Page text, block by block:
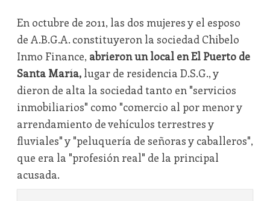
En octubre de 2011, las dos mujeres y el esposo
de A.B.G.A. constituyeron la sociedad Chibelo
Inmo Finance, abrieron un local en El Puerto de
Santa María,lugar de residencia D.S.G., y
dieron de alta la sociedad tanto en "servicios
inmobiliarios" como "comercio al por menor y
arrendamiento de vehículos terrestres y
fluviales" y "peluquería de señoras y caballeros",
que era la "profesión real" de la principal
acusada.